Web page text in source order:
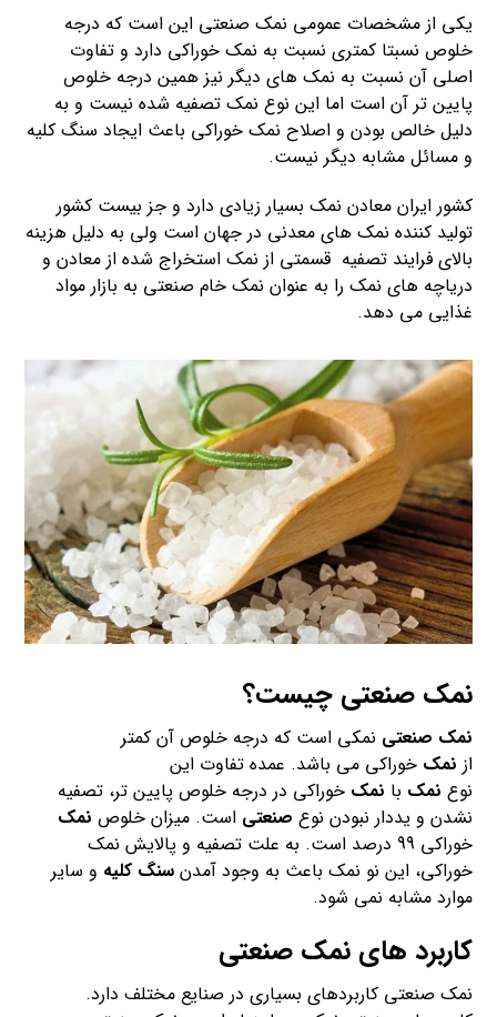
یکی از مشخصات عمومی نمک صنعتی این است که درجه
خلوص نسبتا کمتری نسبت به نمک خوراکی دارد و تفاوت
اصلی آن نسبت به نمک های دیگر نیز همین درجه خلوص
پایین تر آن است اما این نوع نمک تصفیه شده نیست و به
دلیل خالص بودن و اصلاح نمک خوراکی باعث ایجاد سنگ کلیه
و مسائل مشابه دیگر نیست.
کشور ایران معادن نمک بسیار زیادی دارد و جز بیست کشور
تولید کننده نمک های معدنی در جهان است ولی به دلیل هزینه
بالای فرایند تصفیه قسمتی از نمک استخراج شده از معادن و
دریاچه های نمک را به عنوان نمک خام صنعتی به بازار مواد
غذایی می دهد.
نمک صنعتی چیست؟
نمک صنعتی نمکی است که درجه خلوص آن کمتر
از نمک خوراکی می باشد. عمده تفاوت این
نوع نمک با نمک خوراکی در درجه خلوص پایین تر، تصفیه
نشدن و یددار نبودن نوع صنعتی است. میزان خلوص نمک
خوراکی 99 درصد است. به علت تصفیه و پالایش نمک
خوراکی، این نو نمک باعث به وجود آمدنسنگ کلیه و سایر
موارد مشابه نمی شود.
کاربرد های نمک صنعتی
نمک صنعتی کاربردهای بسیاری در صنایع مختلف دارد.